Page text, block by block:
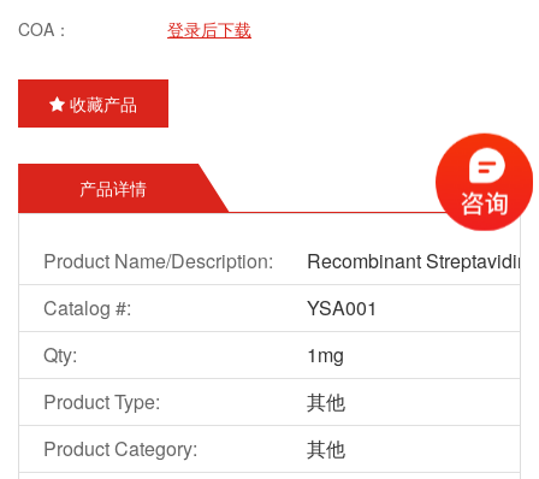
COA：
登录后下载
收藏产品
产品详情
Product Name/Description:
Recombinant Streptavidin
Catalog #:
YSA001
Qty:
1mg
Product Type:
其他
Product Category:
其他